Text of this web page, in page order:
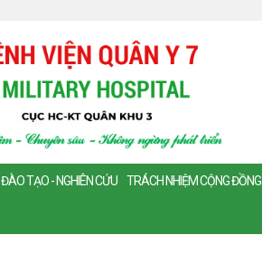
ĐÀO TẠO - NGHIÊN CỨU TRÁCH NHIỆM CỘNG ĐỒNG